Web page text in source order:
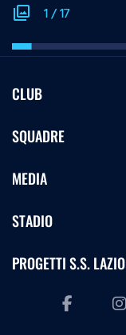
photo_library 1/17
CLUB
SQUADRE
MEDIA
STADIO
PROGETTI S.S. LAZIO